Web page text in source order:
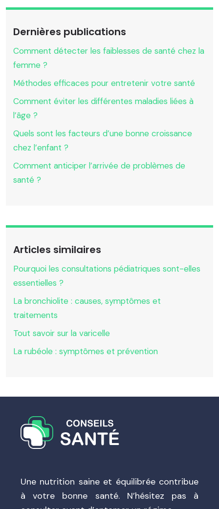
Dernières publications
Comment détecter les faiblesses de santé chez la
femme ?
Méthodes efficaces pour entretenir votre santé
Comment éviter les différentes maladies liées à
l’âge ?
Quels sont les facteurs d’une bonne croissance
chez l’enfant ?
Comment anticiper l’arrivée de problèmes de
santé ?
Articles similaires
Pourquoi les consultations pédiatriques sont-elles
essentielles ?
La bronchiolite : causes, symptômes et
traitements
Tout savoir sur la varicelle
La rubéole : symptômes et prévention
Une nutrition saine et équilibrée contribue
à votre bonne santé. N’hésitez pas à